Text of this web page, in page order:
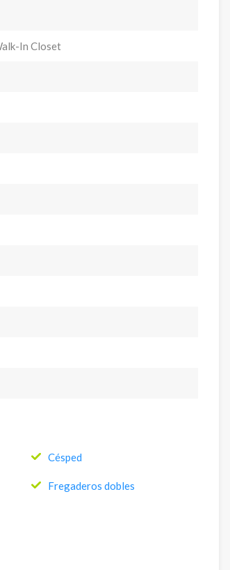
In Closet
Césped
Fregaderos dobles